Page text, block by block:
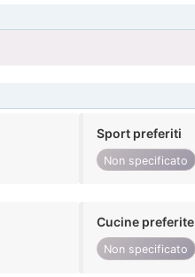
Sport preferiti
Non specificato
Cucine preferite
Non specificato